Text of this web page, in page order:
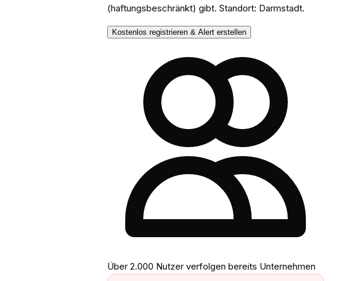
(haftungsbeschränkt) gibt. Standort: Darmstadt.
Kostenlos registrieren & Alert erstellen
Über 2.000 Nutzer verfolgen bereits Unternehmen